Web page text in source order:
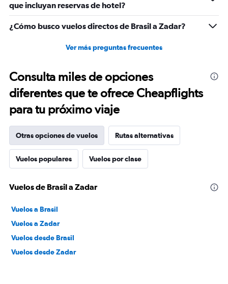
que incluyan reservas de hotel?
¿Cómo busco vuelos directos de Brasil a Zadar?
Ver más preguntas frecuentes
Consulta miles de opciones
diferentes que te ofrece Cheapflights
para tu próximo viaje
Otras opciones de vuelos Rutas alternativas
Vuelos populares Vuelos por clase
Vuelos de Brasil a Zadar
Vuelos a Brasil
Vuelos a Zadar
Vuelos desde Brasil
Vuelos desde Zadar